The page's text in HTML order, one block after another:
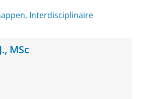
Interdisciplinaire
MSc